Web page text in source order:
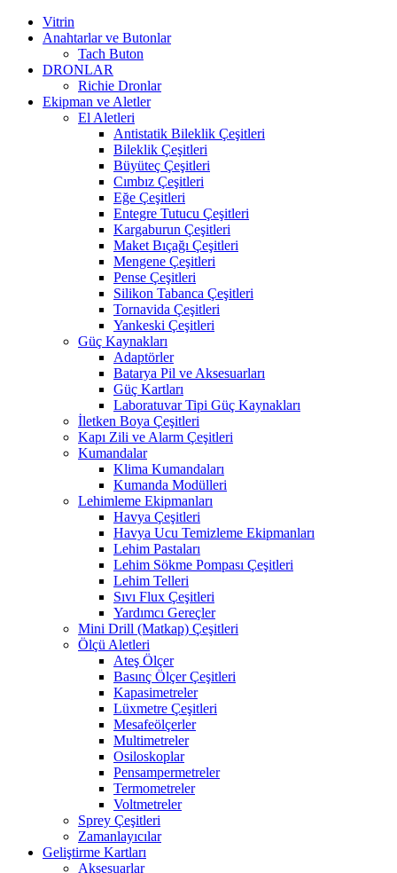
Vitrin
Anahtarlar ve Butonlar
Tach Buton
DRONLAR
Richie Dronlar
Ekipman ve Aletler
El Aletleri
Antistatik Bileklik Çeşitleri
Bileklik Çeşitleri
Büyüteç Çeşitleri
Cımbız Çeşitleri
Eğe Çeşitleri
Entegre Tutucu Çeşitleri
Kargaburun Çeşitleri
Maket Bıçağı Çeşitleri
Mengene Çeşitleri
Pense Çeşitleri
Silikon Tabanca Çeşitleri
Tornavida Çeşitleri
Yankeski Çeşitleri
Güç Kaynakları
Adaptörler
Batarya Pil ve Aksesuarları
Güç Kartları
Laboratuvar Tipi Güç Kaynakları
İletken Boya Çeşitleri
Kapı Zili ve Alarm Çeşitleri
Kumandalar
Klima Kumandaları
Kumanda Modülleri
Lehimleme Ekipmanları
Havya Çeşitleri
Havya Ucu Temizleme Ekipmanları
Lehim Pastaları
Lehim Sökme Pompası Çeşitleri
Lehim Telleri
Sıvı Flux Çeşitleri
Yardımcı Gereçler
Mini Drill (Matkap) Çeşitleri
Ölçü Aletleri
Ateş Ölçer
Basınç Ölçer Çeşitleri
Kapasimetreler
Lüxmetre Çeşitleri
Mesafeölçerler
Multimetreler
Osiloskoplar
Pensampermetreler
Termometreler
Voltmetreler
Sprey Çeşitleri
Zamanlayıcılar
Geliştirme Kartları
Aksesuarlar